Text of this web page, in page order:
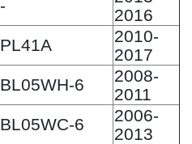
-
2016
PL41A
2010-
2017
BL05WH-6
2008-
2011
BL05WC-6
2006-
2013